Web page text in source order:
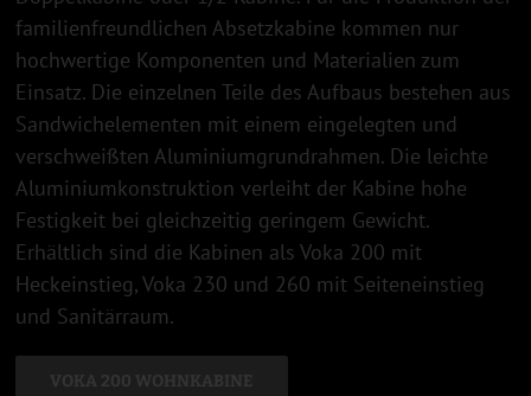
familienfreundlichen Absetzkabine kommen nur
hochwertige Komponenten und Materialien zum
Einsatz. Die einzelnen Teile des Aufbaus bestehen aus
Sandwichelementen mit einem eingelegten und
verschweißten Aluminiumgrundrahmen. Die leichte
Aluminiumkonstruktion verleiht der Kabine hohe
Festigkeit bei gleichzeitig geringem Gewicht.
Erhältlich sind die Kabinen als Voka 200 mit
Heckeinstieg, Voka 230 und 260 mit Seiteneinstieg
und Sanitärraum.